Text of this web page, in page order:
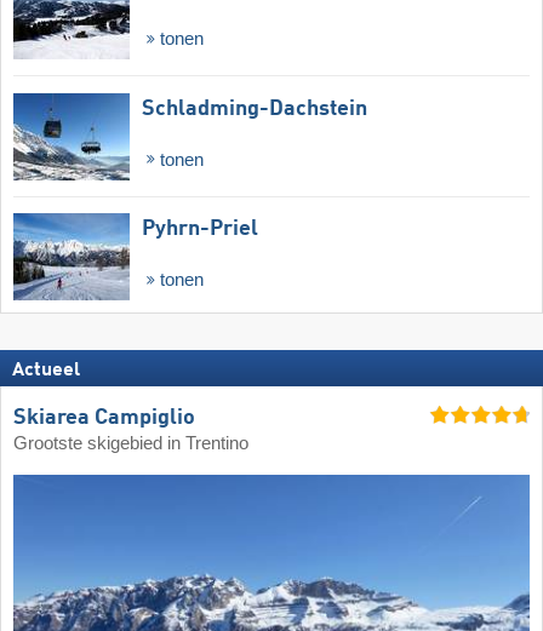
tonen
Schladming-Dachstein
tonen
Pyhrn-Priel
tonen
Actueel
Skiarea Campiglio
Grootste skigebied in Trentino